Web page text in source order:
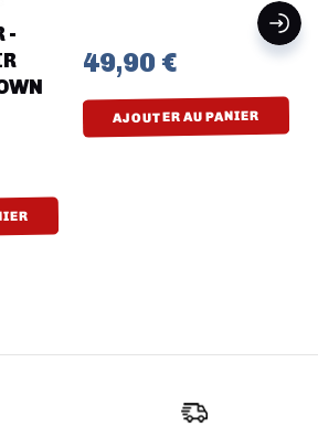
-
49,90 €
AJOUTER AU PANIER